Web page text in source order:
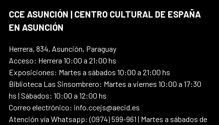
CCE ASUNCIÓN | CENTRO CULTURAL DE ESPAÑA
EN ASUNCIÓN
Herrera, 834, Asunción, Paraguay
Acceso: Herrera 10:00 a 21:00 hs
Exposiciones: Martes a sábados 10:00 a 21:00 hs
Biblioteca Las Sinsombrero: Martes a viernes 10:00 a 17:30
hs | Sábados: 10:00 a 12:00 hs
Correo electrónico: info.ccejs@aecid.es
Atención vía Whatsapp: (0974) 599-961 | Martes a sábados de